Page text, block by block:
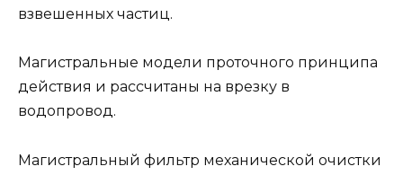
взвешенных частиц.
Магистральные модели проточного принципа
действия и рассчитаны на врезку в
водопровод.
Магистральный фильтр механической очистки